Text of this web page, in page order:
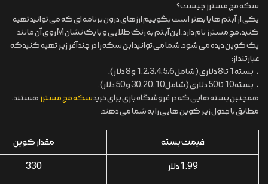
سکه مچ مسترز چیست؟
یکی از آیتم ها یا بهتر است بگوییم ارزهای درون برنامه ای که می توانید تهیه
کنید، مچ مسترز نام دارد. این آیتم به رنگ طلایی و با یک نشان M روی آن مانند
یک کوین دیده می شود. شما می توانید این سکه را در چند آفر زیر تهیه کنید که
عبارتند از:
• بسته 1 تا 8 دلاری (شامل 1،2،3،4،5،6 و 8 دلار).
• بسته 10 تا 50 دلاری (شامل 10، 20، 30 و 50 دلار).
همچنین بسته هایی که در فروشگاه بازی برای خریدسکه مچ مسترز هستند،
مطابق با جدول زیر کوین هایی را به شما می دهند:
قیمت بسته مقدار کوین
1.99 دلار 330